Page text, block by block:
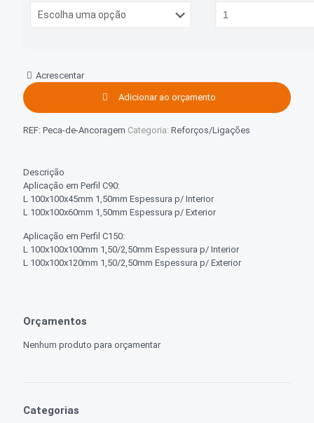
Acrescentar
Adicionar ao orçamento
REF: Peca-de-Ancoragem Categoria: Reforços/Ligações
Descrição
Aplicação em Perfil C90:
L 100x100x45mm 1,50mm Espessura p/ Interior
L 100x100x60mm 1,50mm Espessura p/ Exterior
Aplicação em Perfil C150:
L 100x100x100mm 1,50/2,50mm Espessura p/ Interior
L 100x100x120mm 1,50/2,50mm Espessura p/ Exterior
Orçamentos
Nenhum produto para orçamentar
Categorias